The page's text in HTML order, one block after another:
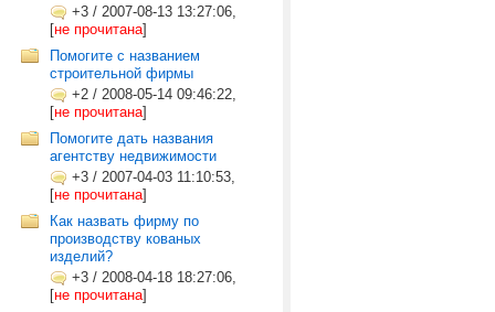
+3 / 2007-08-13 13:27:06,
[не прочитана]
Помогите с названием
строительной фирмы
+2 / 2008-05-14 09:46:22,
[не прочитана]
Помогите дать названия
агентству недвижимости
+3 / 2007-04-03 11:10:53,
[не прочитана]
Как назвать фирму по
производству кованых
изделий?
+3 / 2008-04-18 18:27:06,
[не прочитана]